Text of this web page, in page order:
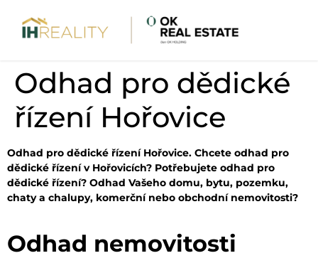
Odhad pro dědické
řízení Hořovice
Odhad pro dědické řízení Hořovice. Chcete odhad pro
dědické řízení v Hořovicích? Potřebujete odhad pro
dědické řízení? Odhad Vašeho domu, bytu, pozemku,
chaty a chalupy, komerční nebo obchodní nemovitosti?
Odhad nemovitosti